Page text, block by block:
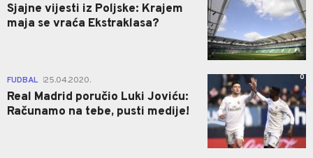
Sjajne vijesti iz Poljske: Krajem
maja se vraća Ekstraklasa?
FUDBAL 25.04.2020.
Real Madrid poručio Luki Joviću:
Računamo na tebe, pusti medije!
0